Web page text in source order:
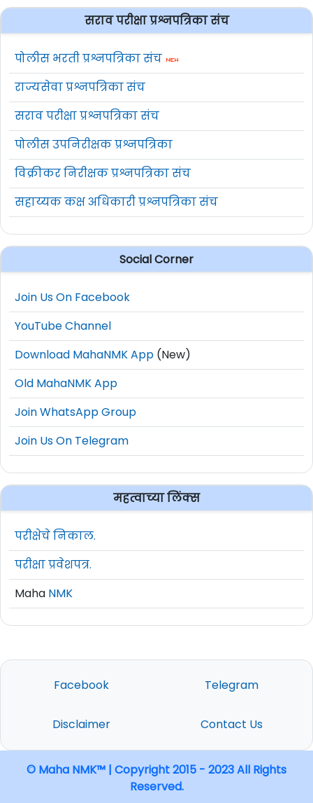
सराव परीक्षा प्रश्नपत्रिका संच
पोलीस भरती प्रश्नपत्रिका संच
राज्यसेवा प्रश्नपत्रिका संच
सराव परीक्षा प्रश्नपत्रिका संच
पोलीस उपनिरीक्षक प्रश्नपत्रिका
विक्रीकर निरीक्षक प्रश्नपत्रिका संच
सहाय्यक कक्ष अधिकारी प्रश्नपत्रिका संच
Social Corner
Join Us On Facebook
YouTube Channel
Download MahaNMK App (New)
Old MahaNMK App
Join WhatsApp Group
Join Us On Telegram
महत्वाच्या लिंक्स
परीक्षेचे निकाल.
परीक्षा प्रवेशपत्र.
Maha NMK
Facebook Telegram
Disclaimer Contact Us
© Maha NMK™ | Copyright 2015 - 2023 All Rights
Reserved.